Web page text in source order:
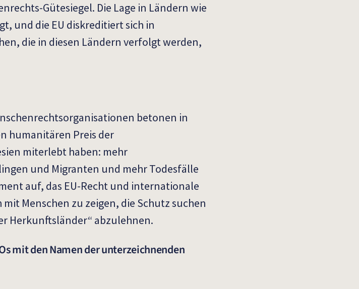
Gütesiegel. Die Lage in Ländern wie
und die EU diskreditiert sich in
die in diesen Ländern verfolgt werden,
betonen in
humanitären Preis der
miterlebt haben: mehr
und Migranten und mehr Todesfälle
auf, das EU-Recht und internationale
Menschen zu zeigen, die Schutz suchen
Herkunftsländer“ abzulehnen.
mit den Namen der unterzeichnenden